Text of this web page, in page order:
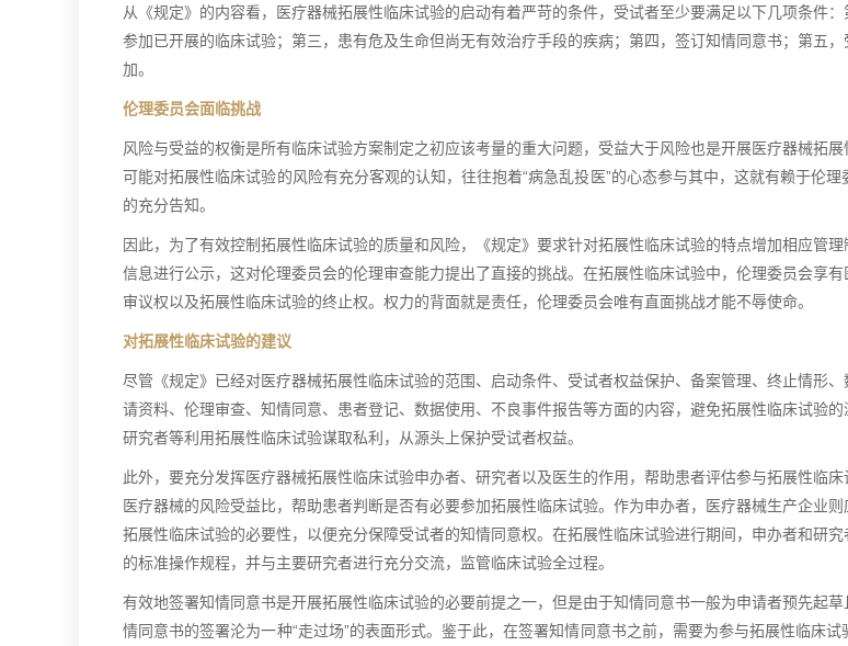
从《规定》的内容看，医疗器械拓展性临床试验的启动有着严苛的条件，受试者至少要满足以下几项条件
参加已开展的临床试验；第三，患有危及生命但尚无有效治疗手段的疾病；第四，签订知情同意书；第五
加。
伦理委员会面临挑战
风险与受益的权衡是所有临床试验方案制定之初应该考量的重大问题，受益大于风险也是开展医疗器械拓
可能对拓展性临床试验的风险有充分客观的认知，往往抱着“病急乱投医”的心态参与其中，这就有赖于伦
的充分告知。
因此，为了有效控制拓展性临床试验的质量和风险，《规定》要求针对拓展性临床试验的特点增加相应管
信息进行公示，这对伦理委员会的伦理审查能力提出了直接的挑战。在拓展性临床试验中，伦理委员会享
审议权以及拓展性临床试验的终止权。权力的背面就是责任，伦理委员会唯有直面挑战才能不辱使命。
对拓展性临床试验的建议
尽管《规定》已经对医疗器械拓展性临床试验的范围、启动条件、受试者权益保护、备案管理、终止情形
请资料、伦理审查、知情同意、患者登记、数据使用、不良事件报告等方面的内容，避免拓展性临床试验
研究者等利用拓展性临床试验谋取私利，从源头上保护受试者权益。
此外，要充分发挥医疗器械拓展性临床试验申办者、研究者以及医生的作用，帮助患者评估参与拓展性临
医疗器械的风险受益比，帮助患者判断是否有必要参加拓展性临床试验。作为申办者，医疗器械生产企业
拓展性临床试验的必要性，以便充分保障受试者的知情同意权。在拓展性临床试验进行期间，申办者和研
的标准操作规程，并与主要研究者进行充分交流，监管临床试验全过程。
有效地签署知情同意书是开展拓展性临床试验的必要前提之一，但是由于知情同意书一般为申请者预先起
情同意书的签署沦为一种“走过场”的表面形式。鉴于此，在签署知情同意书之前，需要为参与拓展性临床